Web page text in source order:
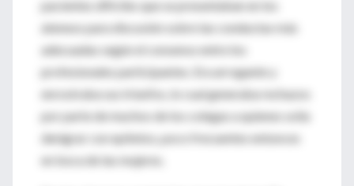
pacientes difíciles que se presentaban en los
ateneos para discusión sobre las conductas más
adecuadas según el consenso entre los
profesionales participantes. Era arrogante y
enrostraba sus triunfos, lo cual generaba rechazos
por parte de muchos de los colegas a quienes solía
denigrar con epítetos, poco frecuentes entonces
en boca de las mujeres.